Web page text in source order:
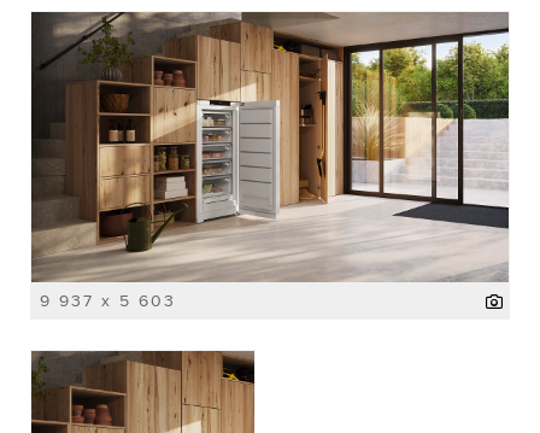
9 937 x 5 603